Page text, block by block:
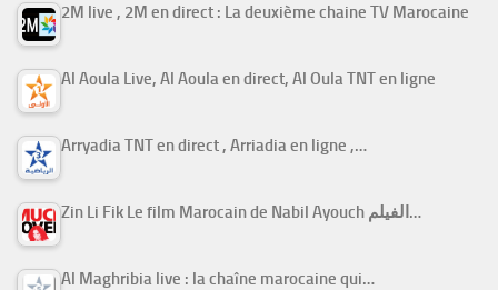
2M live , 2M en direct : La deuxième chaine TV Marocaine
Al Aoula Live, Al Aoula en direct, Al Oula TNT en ligne
Arryadia TNT en direct , Arriadia en ligne ,…
Zin Li Fik Le film Marocain de Nabil Ayouch الفيلم…
Al Maghribia live : la chaîne marocaine qui…